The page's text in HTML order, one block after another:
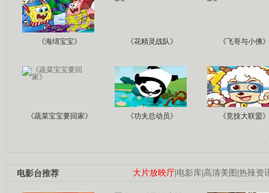
《海绵宝宝》 《花精灵战队》 《飞哥与小佛》
《蔬菜宝宝要回家》 《功夫总动员》 《竞技大联盟》
大片放映厅 电影库 高清美图 热辣资
电影台推荐